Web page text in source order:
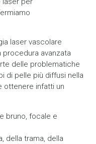
laser vascolare
procedura avanzata
delle problematiche
di pelle più diffusi nella
ottenere infatti un
bruno, focale e
della trama, della